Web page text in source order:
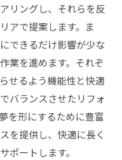
リングし、それらを反
アで提案します。ま
できるだけ影響が少な
業を進めます。それぞ
せるよう機能性と快適
バランスさせたリフォ
を形にするために豊富
を提供し、快適に長く
ポートします。